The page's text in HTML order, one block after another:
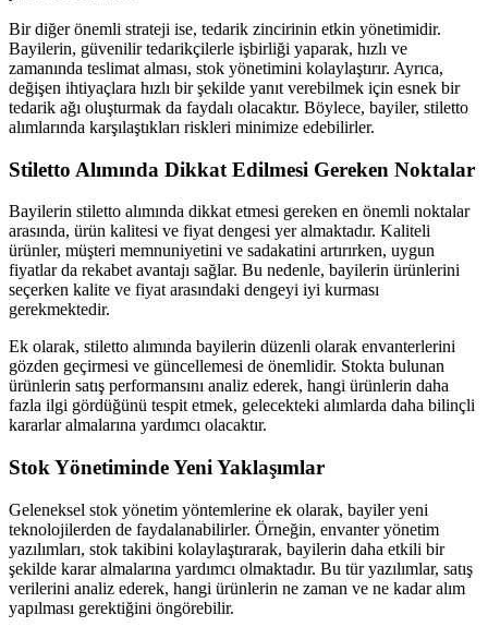
Bir diğer önemli strateji ise, tedarik zincirinin etkin yönetimidir.
Bayilerin, güvenilir tedarikçilerle işbirliği yaparak, hızlı ve
zamanında teslimat alması, stok yönetimini kolaylaştırır. Ayrıca,
değişen ihtiyaçlara hızlı bir şekilde yanıt verebilmek için esnek bir
tedarik ağı oluşturmak da faydalı olacaktır. Böylece, bayiler, stiletto
alımlarında karşılaştıkları riskleri minimize edebilirler.
Stiletto Alımında Dikkat Edilmesi Gereken Noktalar
Bayilerin stiletto alımında dikkat etmesi gereken en önemli noktalar
arasında, ürün kalitesi ve fiyat dengesi yer almaktadır. Kaliteli
ürünler, müşteri memnuniyetini ve sadakatini artırırken, uygun
fiyatlar da rekabet avantajı sağlar. Bu nedenle, bayilerin ürünlerini
seçerken kalite ve fiyat arasındaki dengeyi iyi kurması
gerekmektedir.
Ek olarak, stiletto alımında bayilerin düzenli olarak envanterlerini
gözden geçirmesi ve güncellemesi de önemlidir. Stokta bulunan
ürünlerin satış performansını analiz ederek, hangi ürünlerin daha
fazla ilgi gördüğünü tespit etmek, gelecekteki alımlarda daha bilinçli
kararlar almalarına yardımcı olacaktır.
Stok Yönetiminde Yeni Yaklaşımlar
Geleneksel stok yönetim yöntemlerine ek olarak, bayiler yeni
teknolojilerden de faydalanabilirler. Örneğin, envanter yönetim
yazılımları, stok takibini kolaylaştırarak, bayilerin daha etkili bir
şekilde karar almalarına yardımcı olmaktadır. Bu tür yazılımlar, satış
verilerini analiz ederek, hangi ürünlerin ne zaman ve ne kadar alım
yapılması gerektiğini öngörebilir.